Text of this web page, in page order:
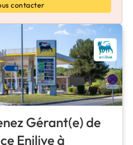
contacter
Gérant(e) de
Enilive à